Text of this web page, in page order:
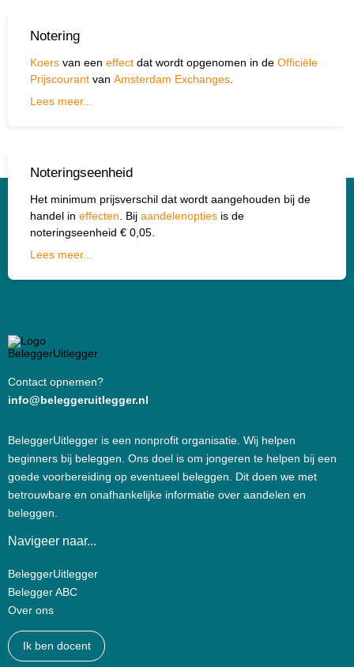
Notering
Koers van een effect dat wordt opgenomen in de Officiële
Prijscourant van Amsterdam Exchanges
Lees meer...
Noteringseenheid
Het minimum prijsverschil dat wordt aangehouden bij de
handel in effecten . Bij aandelenopties is de
noteringseenheid € 0,05.
Lees meer...
Contact opnemen?
info@beleggeruitlegger.nl
BeleggerUitlegger is een nonprofit organisatie. Wij helpen
beginners bij beleggen. Ons doel is om jongeren te helpen bij een
goede voorbereiding op eventueel beleggen. Dit doen we met
betrouwbare en onafhankelijke informatie over aandelen en
beleggen.
Navigeer naar...
BeleggerUitlegger
Belegger ABC
Over ons
Ik ben docent